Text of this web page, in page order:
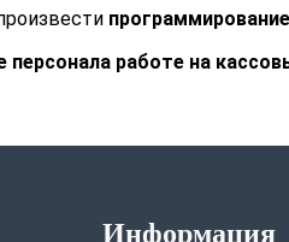
работе на
Информация